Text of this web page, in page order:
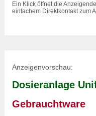
Ein Klick öffnet die
einfachem Direktkontakt zum
Anzeigenvorschau:
Dosieranlage
Gebrauchtware